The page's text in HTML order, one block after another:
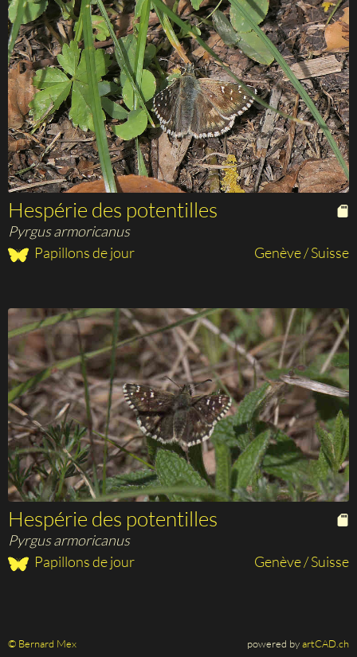
Hespérie des potentilles
Pyrgus armoricanus
Papillons de jour
Genève / Suisse
Hespérie des potentilles
Pyrgus armoricanus
Papillons de jour
Genève / Suisse
© Bernard Mex powered byartCAD.ch